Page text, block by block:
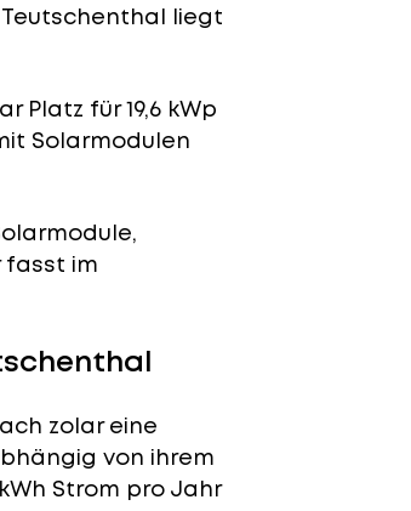
liegt
Platz für 19,6 kWp
Solarmodulen
fasst im
zolar eine
von ihrem
Strom pro Jahr